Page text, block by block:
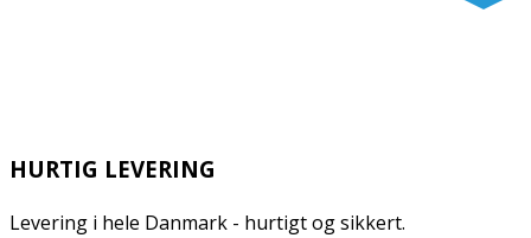
HURTIG LEVERING
Levering i hele Danmark - hurtigt og sikkert.